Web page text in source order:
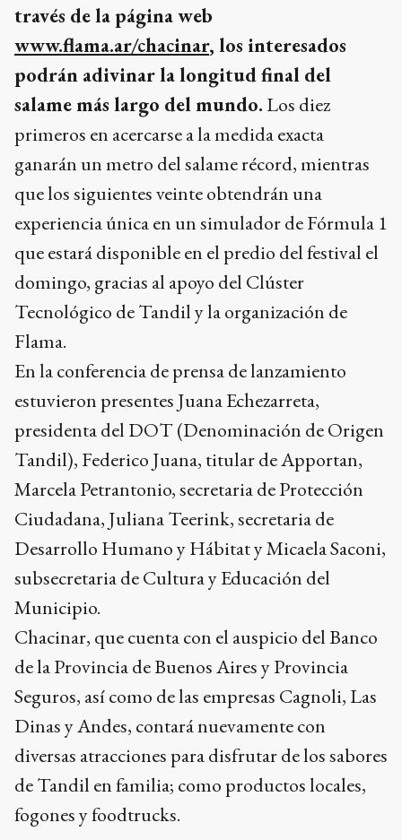
través de la página web
www.flama.ar/chacinar, los interesados
podrán adivinar la longitud final del
salame más largo del mundo. Los diez
primeros en acercarse a la medida exacta
ganarán un metro del salame récord, mientras
que los siguientes veinte obtendrán una
experiencia única en un simulador de Fórmula 1
que estará disponible en el predio del festival el
domingo, gracias al apoyo del Clúster
Tecnológico de Tandil y la organización de
Flama.
En la conferencia de prensa de lanzamiento
estuvieron presentes Juana Echezarreta,
presidenta del DOT (Denominación de Origen
Tandil), Federico Juana, titular de Apportan,
Marcela Petrantonio, secretaria de Protección
Ciudadana, Juliana Teerink, secretaria de
Desarrollo Humano y Hábitat y Micaela Saconi,
subsecretaria de Cultura y Educación del
Municipio.
Chacinar, que cuenta con el auspicio del Banco
de la Provincia de Buenos Aires y Provincia
Seguros, así como de las empresas Cagnoli, Las
Dinas y Andes, contará nuevamente con
diversas atracciones para disfrutar de los sabores
de Tandil en familia; como productos locales,
fogones y foodtrucks.